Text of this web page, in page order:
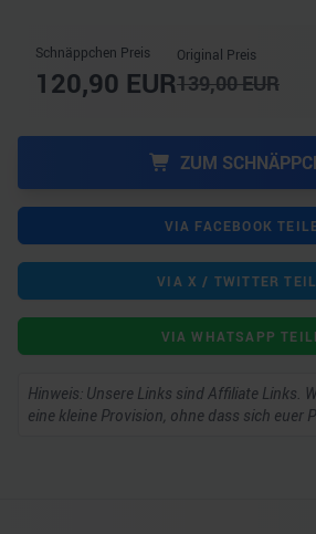
Schnäppchen Preis
120,90 EUR
Original Preis
139,00EUR
ZUM
VIA FACEBOOK
VIA X / TWITTER
VIA WHATSAPP
Hinweis: Unsere Links sind Affiliate Links.
eine kleine Provision, ohne dass sich euer